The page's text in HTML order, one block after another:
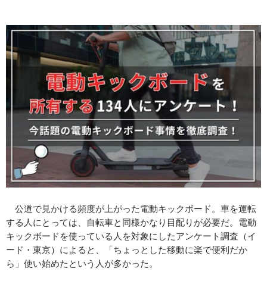
公道で見かける頻度が上がった電動キックボード。車を運転
する人にとっては、自転車と同様かなり目配りが必要だ。電動
キックボードを使っている人を対象にしたアンケート調査（イ
ード・東京）によると、「ちょっとした移動に楽で便利だか
ら」使い始めたという人が多かった。